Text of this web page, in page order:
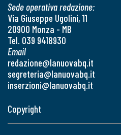
Sede operativa redazione:
Via Giuseppe Ugolini, 11
20900 Monza - MB
Tel. 039 9418930
Email
redazione@lanuovabq.it
segreteria@lanuovabq.it
inserzioni@lanuovabq.it
Copyright